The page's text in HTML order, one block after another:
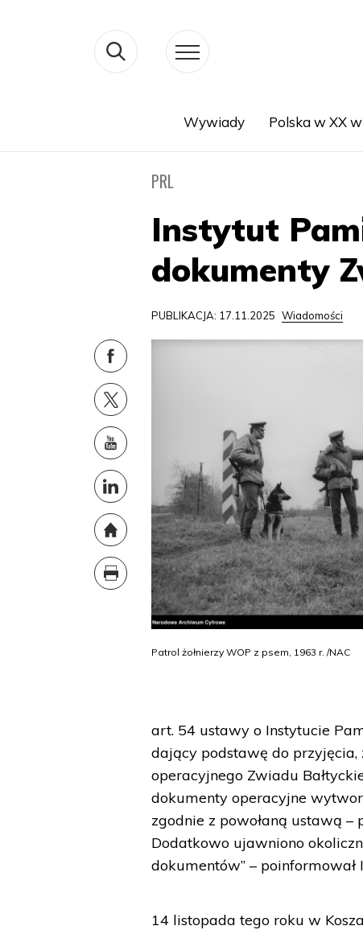
Wywiady Polska w XX
PRL
Instytut
dokumenty
PUBLIKACJA: 17.11.2025 Wiadomości
Patrol żołnierzy WOP z psem, 1963 r. /NAC
art. 54 ustawy o Instytucie
dający podstawę do przyjęcia,
operacyjnego Zwiadu
dokumenty operacyjne
zgodnie z powołaną ustawą
Dodatkowo ujawniono
dokumentów” – poinformował
14 listopada tego roku w